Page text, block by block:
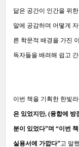
닮은 공간이 인간을 위
말에 공감하며 어떻게
른 학문적 배경을 가진
독자들을 배려해 쉽고
이번 책을 기획한 한빛
은 있었지만, (융합에 방
분이 있었다”며 “이번
실용서에 가깝다”고 말